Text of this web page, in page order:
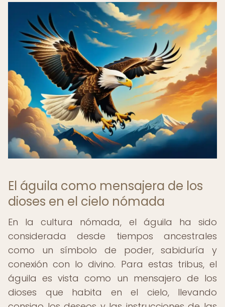
El águila como mensajera de los
dioses en el cielo nómada
En la cultura nómada, el águila ha sido
considerada desde tiempos ancestrales
como un símbolo de poder, sabiduría y
conexión con lo divino. Para estas tribus, el
águila es vista como un mensajero de los
dioses que habita en el cielo, llevando